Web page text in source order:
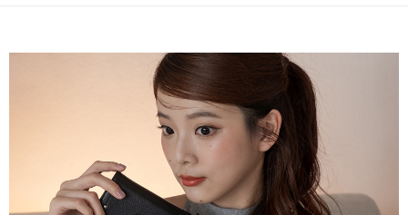
1.分期款項不併入電信帳單，「大哥付你分期」於每月結算日後寄送繳費提
2.透過簡訊連結打開帳單後，可選擇「超商條碼／台灣大直營門市／銀行轉
帳／街口支付／iPASS MONEY」等通路繳費。
1.本服務係由「台灣大哥大股份有限公司」（以下簡稱本公司）所提供，讓
用戶於交易時，得透過本服務購買商品或服務，並由商店將買賣／分期付款
買賣價金債權讓與本公司後，依約使用本公司帳單繳交帳款。
2.基於同意付款使用「大哥付你分期」之契約關係目的，商店將以您的個人
【「AFTEE先享後付」結帳流程】
１．於結帳方式選擇「AFTEE先享後付」後，將跳轉至「AFTEE先享後付」
結帳頁面，進行簡訊認證並確認金額後，即可完成結帳。
２．訂單成立數日內，您將收到繳費通知簡訊。
３．收到繳費通知簡訊後14天內，點擊此簡訊中的連結，可透過四大超商／
ATM／網路銀行／等多元方式進行付款，方視為交易完成。
※ 請注意：結帳手續完成當下不需立刻繳費，但若您需要取消訂單，請聯絡
購買商品的店家。未經商家同意取消之訂單仍視為有效，需透過AFTEE先享
後付繳納相關費用。
※ 交易是否成功請以「AFTEE先享後付 」之結帳頁面顯示為準，若有關於
每筆NT$60，滿NT$1,500(含以上)免運費
每筆NT$60，滿NT$1,500(含以上)免運費
每筆NT$120